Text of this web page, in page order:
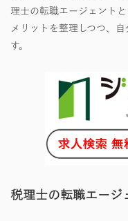
理士の転職エージェント
メリットを整理しつつ、
す。
税理士の転職エージ